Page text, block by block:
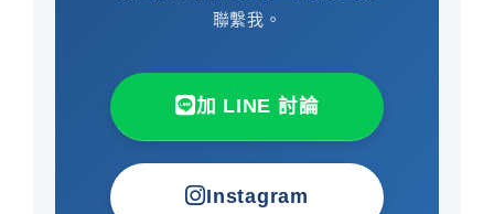
聯繫我。
加 LINE 討論
Instagram